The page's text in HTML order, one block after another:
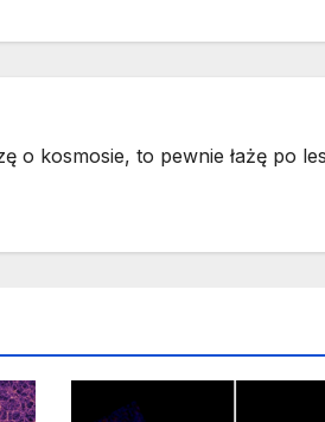
o kosmosie, to pewnie łażę po